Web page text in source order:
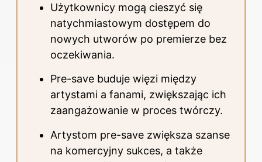
Użytkownicy mogą cieszyć się
natychmiastowym dostępem do
nowych utworów po premierze bez
oczekiwania.
Pre-save buduje więzi między
artystami a fanami, zwiększając ich
zaangażowanie w proces twórczy.
Artystom pre-save zwiększa szanse
na komercyjny sukces, a także